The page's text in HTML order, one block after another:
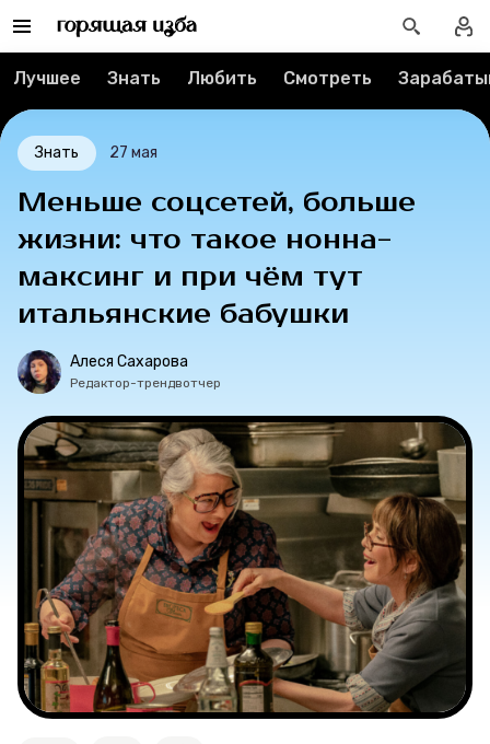
О проекте
О компании
Рубрики
Новости
Лучшее
Тесты
Секспросвет
Великие женщины
Тренды
Рецепты
Ваши истории
Лучшее Знать Любить Смотреть
Знать 27 мая
Меньше соцсетей, больше
жизни: что такое нонна-
максинг и при чём тут
итальянские бабушки
Алеся Сахарова
Редактор-трендвотчер